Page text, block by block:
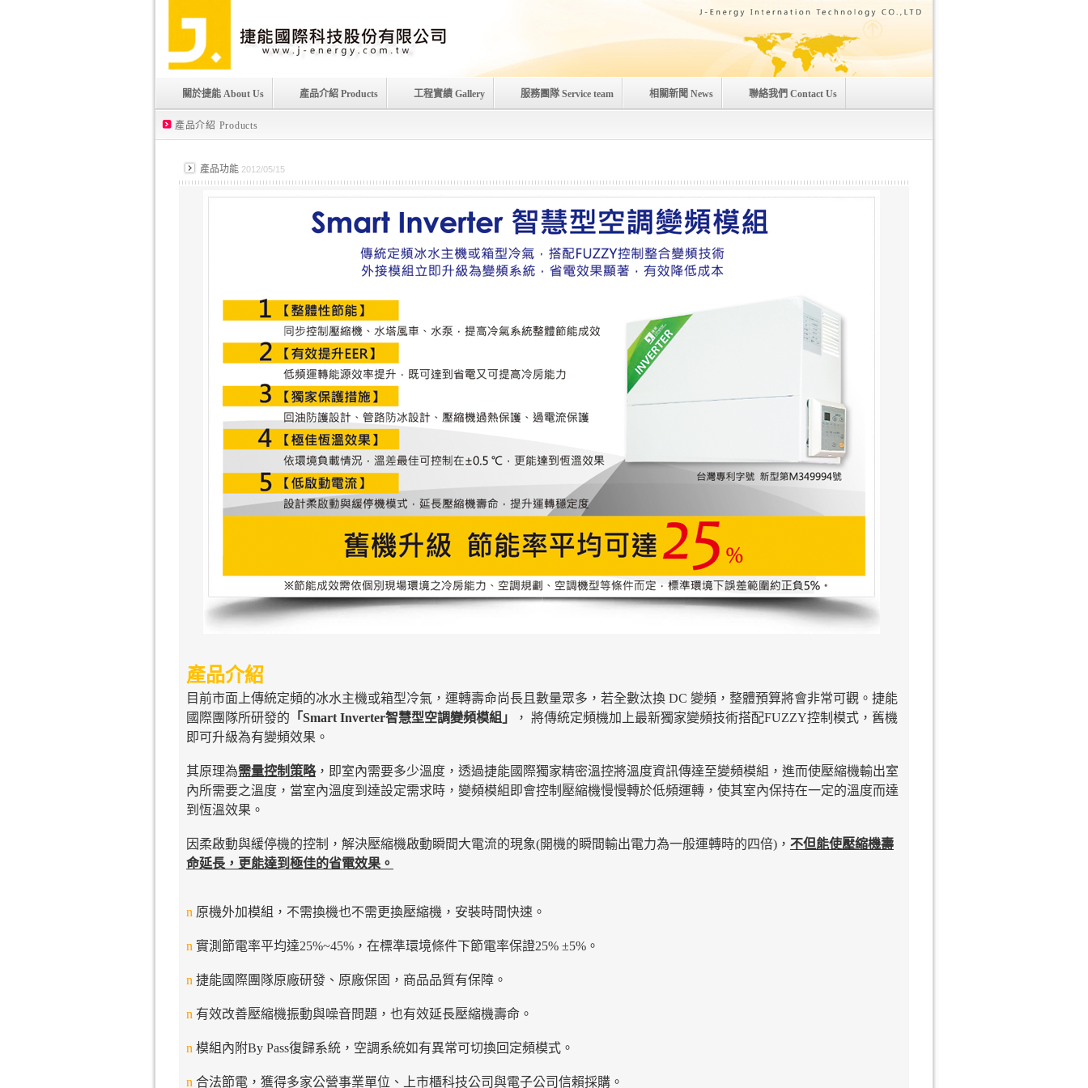
關於捷能 About Us 產品介紹 Products 工程實績 Gallery 服務團隊 Service team 相關新聞 News 聯絡我們 Contact Us
產品介紹 Products
產品功能 2012/05/15
產品介紹
目前市面上傳統定頻的冰水主機或箱型冷氣，運轉壽命尚長且數量眾多，若全數汰換 DC 變頻，整體預算將會非常可觀。捷能
國際團隊所研發的 「Smart Inverter智慧型空調變頻模組」 ， 將傳統定頻機加上最新獨家變頻技術搭配FUZZY控制模式，舊機
即可升級為有變頻效果 。
其原理為需量控制策略，即室內需要多少溫度，透過捷能國際獨家精密溫控將溫度資訊傳達至變頻模組，進而使壓縮機輸出室
內所需要之溫度，當室內溫度到達設定需求時，變頻模組即會控制壓縮機慢慢轉於低頻運轉，使其室內保持在一定的溫度而達
到恆溫效果。
因柔啟動與緩停機的控制，解決壓縮機啟動瞬間大電流的現象(開機的瞬間輸出電力為一般運轉時的四倍)， 不但能使壓縮機壽
命延長，更能達到極佳的省電效果。
n 原機外加模組， 不需換機也不需更換壓縮機，安裝時間快速。
n 實測節電率平均達25%~45%， 在標準環境條件下節電率保證25% ±5% 。
n 捷能國際團隊原廠研發、原廠保固，商品品質有保障。
n 有效改善壓縮機振動與噪音問題，也有效延長壓縮機壽命 。
n 模組內附By Pass復歸系統，空調系統如有異常可切換回定頻模式。
n 合法節電，獲得多家公營事業單位、上市櫃科技公司與電子公司信賴採購。